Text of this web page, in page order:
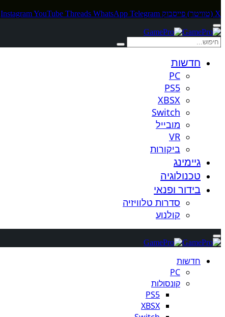
X (טוויטר) פייסבוק InstagramYouTube Threads WhatsApp Telegram
חדשות
PC
PS5
XBSX
Switch
מובייל
VR
ביקורות
גיימינג
טכנולוגיה
בידור ופנאי
סדרות טלוויזיה
קולנוע
חדשות
PC
קונסולות
PS5
XBSX